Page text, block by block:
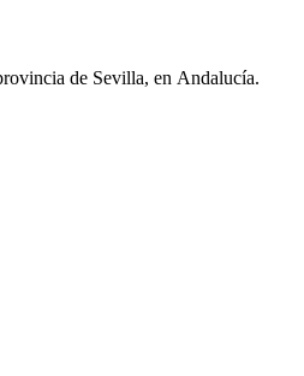
de Sevilla, en Andalucía.